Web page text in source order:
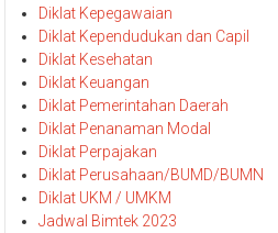
Diklat Kepegawaian
Diklat Kependudukan dan Capil
Diklat Kesehatan
Diklat Keuangan
Diklat Pemerintahan Daerah
Diklat Penanaman Modal
Diklat Perpajakan
Diklat Perusahaan/BUMD/BUMN
Diklat UKM / UMKM
Jadwal Bimtek 2023